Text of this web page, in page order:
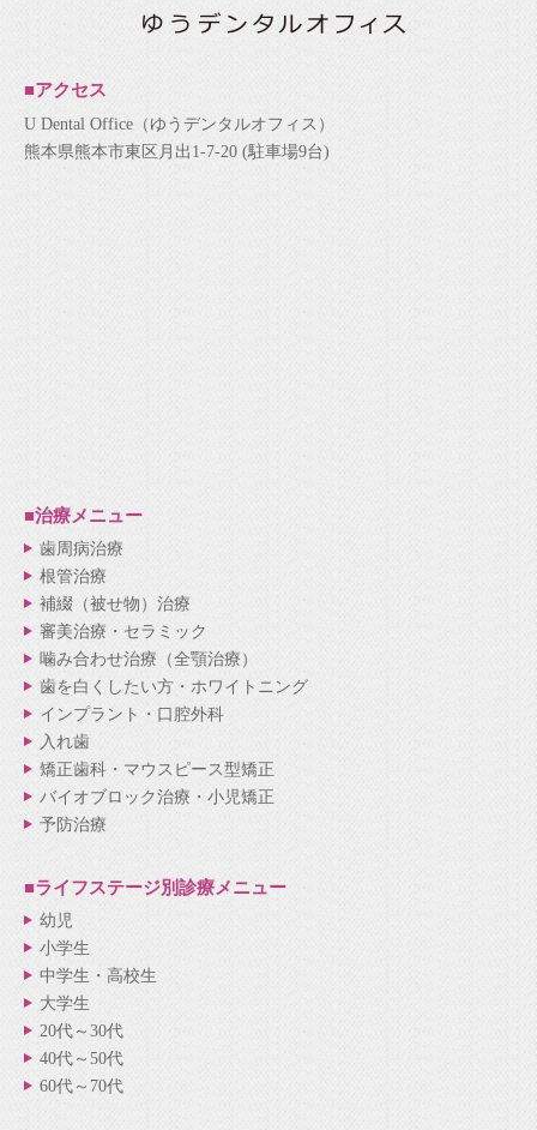
■アクセス
U Dental Office（ゆうデンタルオフィス）
熊本県熊本市東区月出1-7-20 (駐車場9台)
■治療メニュー
歯周病治療
根管治療
補綴（被せ物）治療
審美治療・セラミック
噛み合わせ治療（全顎治療）
歯を白くしたい方・ホワイトニング
インプラント・口腔外科
入れ歯
矯正歯科・マウスピース型矯正
バイオブロック治療・小児矯正
予防治療
■ライフステージ別診療メニュー
幼児
小学生
中学生・高校生
大学生
20代～30代
40代～50代
60代～70代